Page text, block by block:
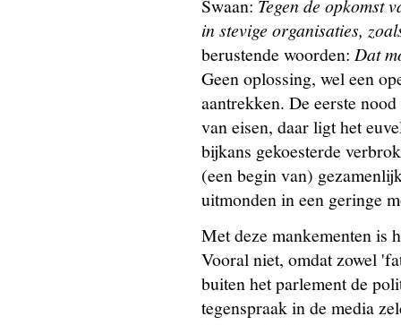
Swaan: Tegen de opkomst
in stevige organisaties,
berustende woorden: Dat
Geen oplossing, wel een
aantrekken. De eerste
van eisen, daar ligt het
bijkans gekoesterde
(een begin van)
uitmonden in een geringe
Met deze mankementen is
Vooral niet, omdat zowel
buiten het parlement de
tegenspraak in de media